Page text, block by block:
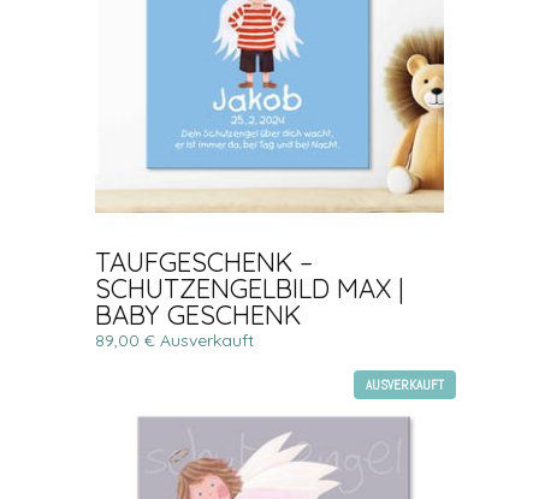
TAUFGESCHENK –
SCHUTZENGELBILD MAX |
BABY GESCHENK
89,00 € Ausverkauft
AUSVERKAUFT